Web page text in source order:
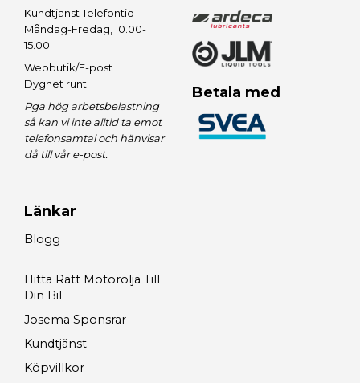
Kundtjänst Telefontid
Måndag-Fredag, 10.00-
15.00
Webbutik/E-post
Dygnet runt
Pga hög arbetsbelastning
så kan vi inte alltid ta emot
telefonsamtal och hänvisar
då till vår e-post.
Betala med
Länkar
Blogg
Hitta Rätt Motorolja Till
Din Bil
Josema Sponsrar
Kundtjänst
Köpvillkor